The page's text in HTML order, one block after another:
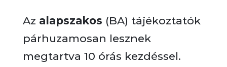
Az alapszakos (BA) tájékoztatók
párhuzamosan lesznek
megtartva 10 órás kezdéssel.